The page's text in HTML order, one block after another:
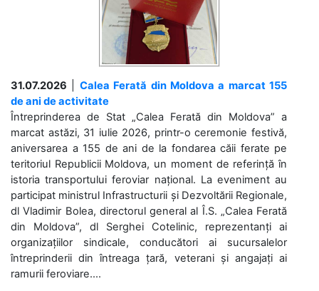
31.07.2026
Calea Ferată din Moldova a marcat 155
de ani de activitate
Întreprinderea de Stat „Calea Ferată din Moldova” a
marcat astăzi, 31 iulie 2026, printr-o ceremonie festivă,
aniversarea a 155 de ani de la fondarea căii ferate pe
teritoriul Republicii Moldova, un moment de referință în
istoria transportului feroviar național. La eveniment au
participat ministrul Infrastructurii și Dezvoltării Regionale,
dl Vladimir Bolea, directorul general al Î.S. „Calea Ferată
din Moldova”, dl Serghei Cotelinic, reprezentanți ai
organizațiilor sindicale, conducători ai sucursalelor
întreprinderii din întreaga țară, veterani și angajați ai
ramurii feroviare....